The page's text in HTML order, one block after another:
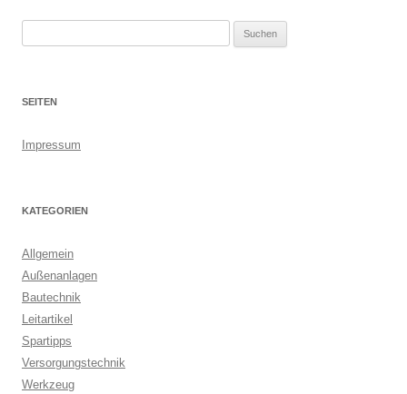
h
n
c
:
SEITEN
Impressum
KATEGORIEN
Allgemein
Außenanlagen
Bautechnik
Leitartikel
Spartipps
Versorgungstechnik
Werkzeug